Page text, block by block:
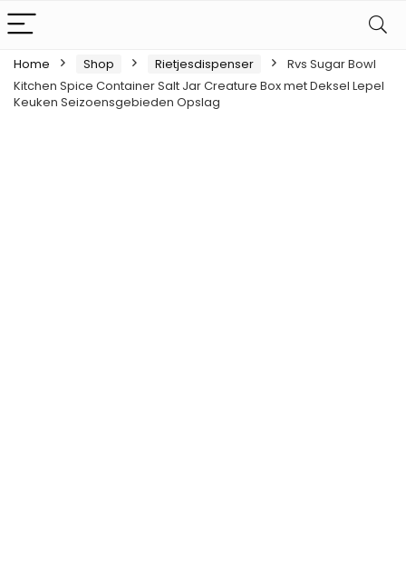
Home Shop Rietjesdispenser
Rvs Sugar Bowl
Kitchen Spice Container Salt Jar Creature Box met Deksel Lepel
Keuken Seizoensgebieden Opslag